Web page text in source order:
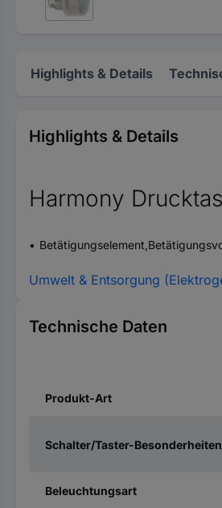
Highlights & Details
Highlights & Details
Harmony
Umwelt & Entsorgung
Technische Daten
Produkt-Art
Schalter/Taster-Besonderheiten
Beleuchtungsart